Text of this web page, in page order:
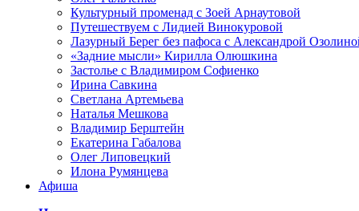
Культурный променад с Зоей Арнаутовой
Путешествуем с Лидией Винокуровой
Лазурный Берег без пафоса с Александрой
«Задние мысли» Кирилла Олюшкина
Застолье с Владимиром Софиенко
Ирина Савкина
Светлана Артемьева
Наталья Мешкова
Владимир Берштейн
Екатерина Габалова
Олег Липовецкий
Илона Румянцева
Афиша